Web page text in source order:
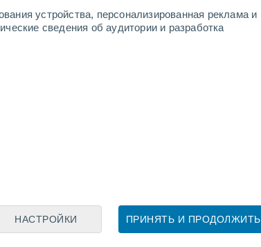
устройства, персонализированная реклама и
сведения об аудитории и разработка
ПРИНЯТЬ И ПРОДОЛЖИТЬ
НАСТРОЙКИ